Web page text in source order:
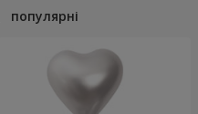
популярні